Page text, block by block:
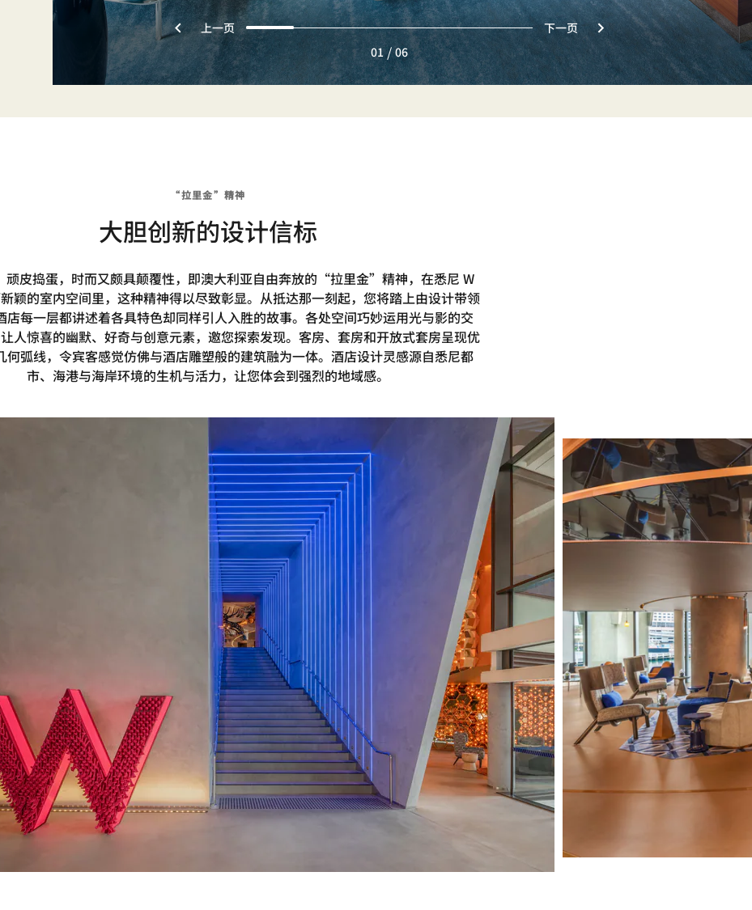
上一页
下一页
01 / 06
“拉里金”精神
大胆创新的设计信标
顽皮捣蛋，时而又颇具颠覆性，即澳大利亚自由奔放的“拉里金”精神，在悉尼 W
颖的室内空间里，这种精神得以尽致彰显。从抵达那一刻起，您将踏上由设计带领
店每一层都讲述着各具特色却同样引人入胜的故事。各处空间巧妙运用光与影的交
人惊喜的幽默、好奇与创意元素，邀您探索发现。客房、套房和开放式套房呈现优
何弧线，令宾客感觉仿佛与酒店雕塑般的建筑融为一体。酒店设计灵感源自悉尼都
市、海港与海岸环境的生机与活力，让您体会到强烈的地域感。